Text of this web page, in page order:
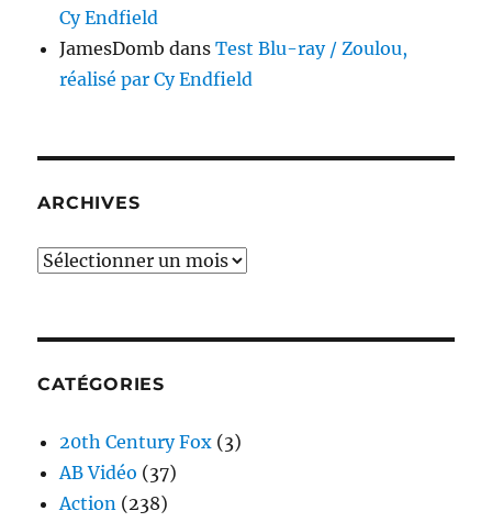
Cy Endfield
JamesDomb dansTest Blu-ray / Zoulou,
réalisé par Cy Endfield
ARCHIVES
Archives
CATÉGORIES
20th Century Fox (3)
AB Vidéo (37)
Action (238)